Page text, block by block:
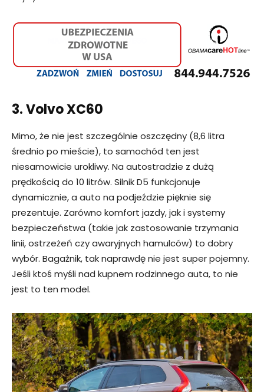
3. Volvo XC60
Mimo, że nie jest szczególnie oszczędny (8,6 litra
średnio po mieście), to samochód ten jest
niesamowicie urokliwy. Na autostradzie z dużą
prędkością do 10 litrów. Silnik D5 funkcjonuje
dynamicznie, a auto na podjeździe pięknie się
prezentuje. Zarówno komfort jazdy, jak i systemy
bezpieczeństwa (takie jak zastosowanie trzymania
linii, ostrzeżeń czy awaryjnych hamulców) to dobry
wybór. Bagażnik, tak naprawdę nie jest super pojemny.
Jeśli ktoś myśli nad kupnem rodzinnego auta, to nie
jest to ten model.